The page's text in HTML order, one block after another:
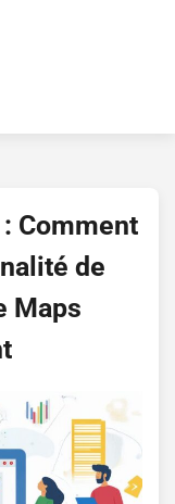
Comment
de
Maps